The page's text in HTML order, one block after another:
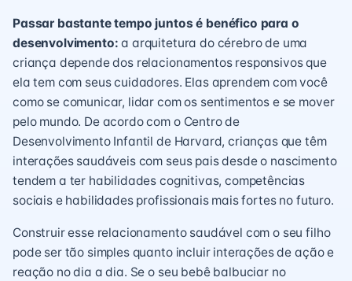
Passar bastante tempo juntos é benéfico para o
desenvolvimento:a arquitetura do cérebro de uma
criança depende dos relacionamentos responsivos que
ela tem com seus cuidadores. Elas aprendem com você
como se comunicar, lidar com os sentimentos e se mover
pelo mundo. De acordo com o Centro de
Desenvolvimento Infantil de Harvard, crianças que têm
interações saudáveis com seus pais desde o nascimento
tendem a ter habilidades cognitivas, competências
sociais e habilidades profissionais mais fortes no futuro.
Construir esse relacionamento saudável com o seu filho
pode ser tão simples quanto incluir interações de ação e
reação no dia a dia. Se o seu bebê balbuciar no